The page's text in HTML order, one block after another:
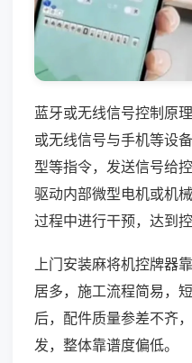
蓝牙或无线信号控制原
或无线信号与手机等设
型等指令，发送信号给
驱动内部微型电机或机
过程中进行干预，达到控
上门安装麻将机控牌器
居多，施工流程简易，
后，配件质量参差不齐
发，整体靠谱度偏低。